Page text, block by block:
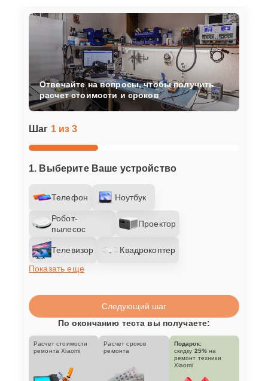
Шаг 1 из 3
1. Выберите Ваше устройство
Телефон Ноутбук
Робот-
пылесос
Проектор
Телевизор
Квадрокоптер
Показать еще
Отвечайте на вопросы, чтобы получить
расчет стоимости и сроков
Следующий шаг
По окончанию теста вы получаете:
Расчет стоимости
ремонта Xiaomi
Расчет сроков
ремонта
Подарок:
скидку 25% на
ремонт техники
Xiaomi